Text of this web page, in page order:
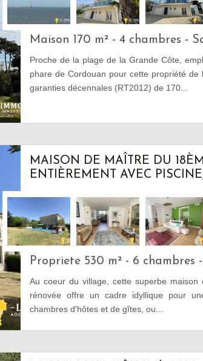
Maison 170 m² - 4 chambres -
Proche de la plage de la Grande Côte,
phare de Cordouan pour cette propriété
garanties décennales (RT2012) de 170...
MAISON DE MAÎTRE DU
ENTIÈREMENT AVEC
Propriete 530 m² - 6 chambres
Au coeur du village, cette superbe
rénovée offre un cadre idyllique pour
chambres d'hôtes et de gîtes, ou...